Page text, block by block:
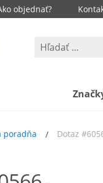
objednať?
poradňa Dotaz